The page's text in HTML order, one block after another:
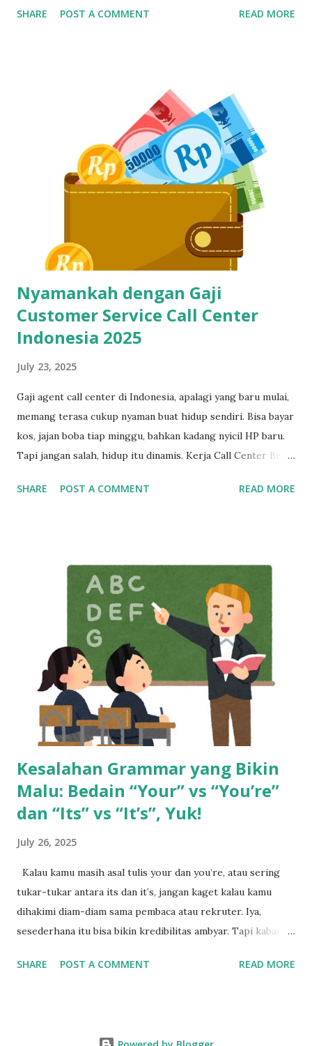
utama kalau kerja di dunia pelayanan pelanggan. Gak Bisa
bikin pelanggan frustasi. Nah, biar gak ketinggalan dan
ditinggal recruiter, yuk simak cara belajar touch typing
yang cepat, gratis, dan 100% bisa dilakukan siapa aja—even
yang gaptek sekalipun. Kenapa Skill Mengetik Itu Penting
Buat CS dan Job Online Lainnya? Di dunia kerja digital
sekarang, kecepatan dan ketepatan adalah segalanya. Gak
cuma buat call center, tapi juga buat virtual assistant, admin
remote, customer service e-commerce, bahkan freelance
data entry. Semuanya butuh skil...
SHARE POST A COMMENT READ MORE
Nyamankah dengan Gaji
Customer Service Call Center
Indonesia 2025
July 23, 2025
Gaji agent call center di Indonesia, apalagi yang baru mulai,
memang terasa cukup nyaman buat hidup sendiri. Bisa bayar
kos, jajan boba tiap minggu, bahkan kadang nyicil HP baru.
Tapi jangan salah, hidup itu dinamis. Kerja Call Center Bisa
dari itu, kalau sekarang masih betah kerja sebagai customer
Raya” Tahun 2013, seorang anak muda umur 20 tahun kerja
di mall, dibayar cuma per hari. Bisa dibilang pas-pasan buat
sekadar bertahan hidup. Tapi semuanya berubah waktu dia
pindah ke dunia call center. Begitu terima gaji pertamanya,
rasanya kayak menang undian. Pendapatannya langsung naik
dua kali lipat. Rasanya hidup jadi lebih cerah. Tapi cerita gak
berhenti di sana. Gaji besar di awal bisa bikin terlena.
Banyak yang merasa cukup, padahal tantangan hidup ma...
SHARE POST A COMMENT READ MORE
Kesalahan Grammar yang Bikin
Malu: Bedain “Your” vs “You’re”
dan “Its” vs “It’s”, Yuk!
July 26, 2025
Kalau kamu masih asal tulis your dan you’re, atau sering
tukar-tukar antara its dan it’s, jangan kaget kalau kamu
dihakimi diam-diam sama pembaca atau rekruter. Iya,
sesederhana itu bisa bikin kredibilitas ambyar. Tapi kabar
polanya. Pahami Dulu Fungsi Tersembunyi dari Tanda
SHARE POST A COMMENT READ MORE